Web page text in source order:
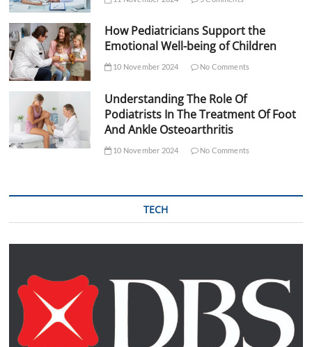
How Pediatricians Support the
Emotional Well-being of Children
10 November 2024 No Comments
Understanding The Role Of
Podiatrists In The Treatment Of Foot
And Ankle Osteoarthritis
10 November 2024 No Comments
TECH